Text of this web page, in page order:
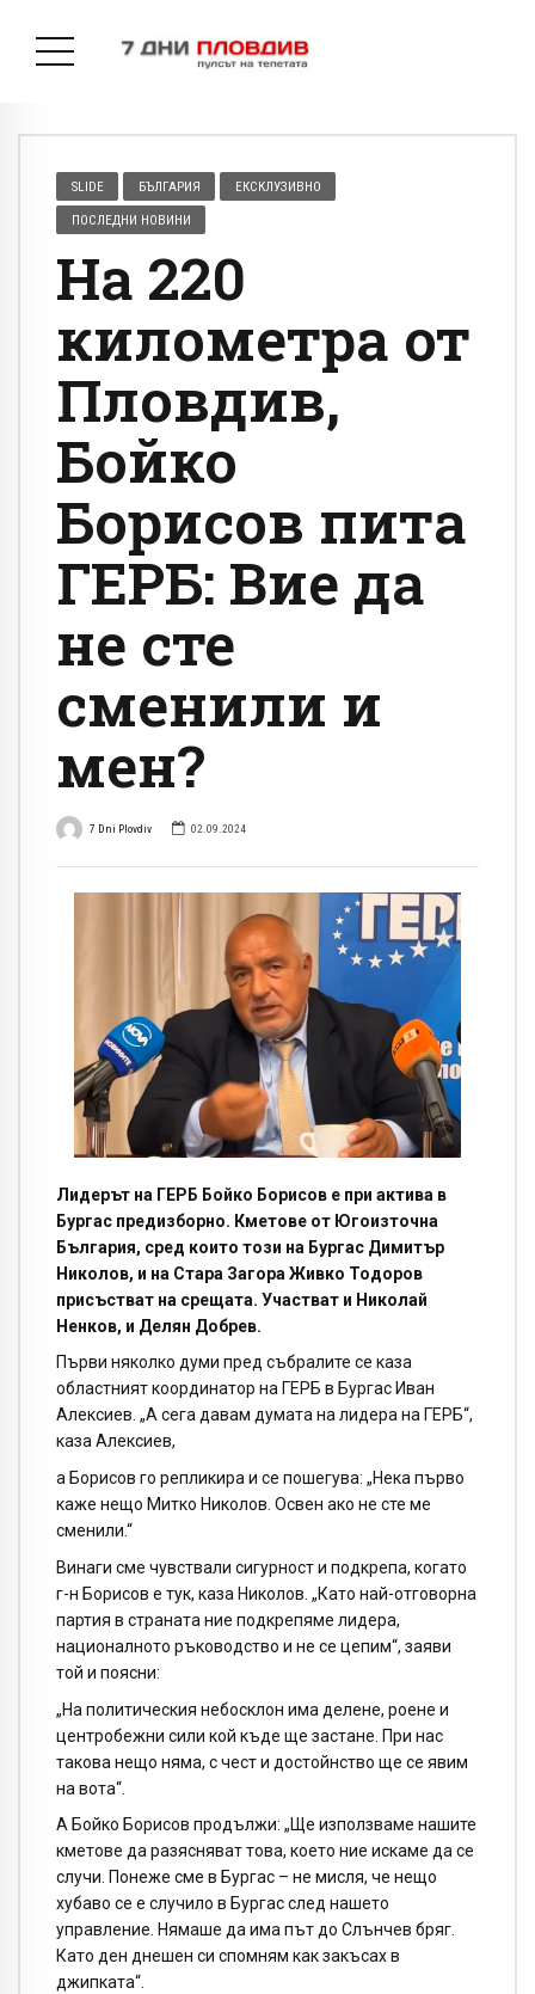
SLIDE БЪЛГАРИЯ ЕКСКЛУЗИВНО
ПОСЛЕДНИ НОВИНИ
На 220
километра от
Пловдив,
Бойко
Борисов пита
ГЕРБ: Вие да
не сте
сменили и
мен?
7 Dni Plovdiv 02.09.2024
Лидерът на ГЕРБ Бойко Борисов е при актива в
Бургас предизборно. Кметове от Югоизточна
България, сред които този на Бургас Димитър
Николов, и на Стара Загора Живко Тодоров
присъстват на срещата. Участват и Николай
Ненков, и Делян Добрев.
Първи няколко думи пред събралите се каза
областният координатор на ГЕРБ в Бургас Иван
Алексиев. „А сега давам думата на лидера на ГЕРБ“,
каза Алексиев,
а Борисов го репликира и се пошегува: „Нека първо
каже нещо Митко Николов. Освен ако не сте ме
сменили.“
Винаги сме чувствали сигурност и подкрепа, когато
г-н Борисов е тук, каза Николов. „Като най-отговорна
партия в страната ние подкрепяме лидера,
националното ръководство и не се цепим“, заяви
той и поясни:
„На политическия небосклон има делене, роене и
центробежни сили кой къде ще застане. При нас
такова нещо няма, с чест и достойнство ще се явим
на вота“.
А Бойко Борисов продължи: „Ще използваме нашите
кметове да разясняват това, което ние искаме да се
случи. Понеже сме в Бургас – не мисля, че нещо
хубаво се е случило в Бургас след нашето
управление. Нямаше да има път до Слънчев бряг.
Като ден днешен си спомням как закъсах в
джипката“.